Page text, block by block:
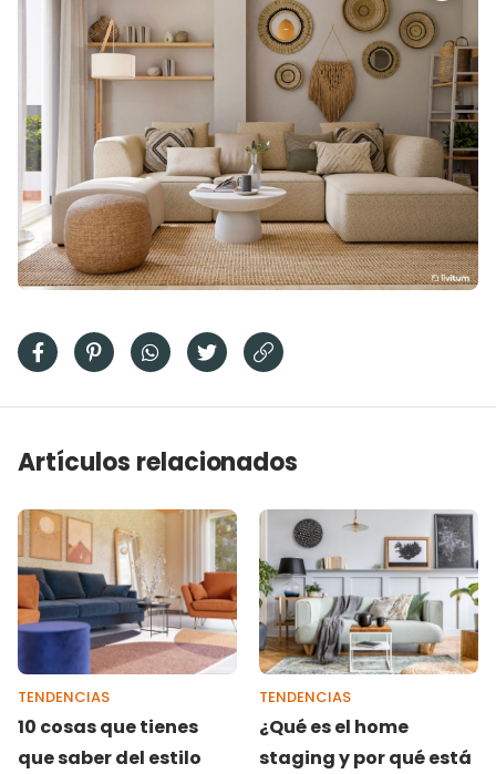
Artículos relacionados
TENDENCIAS
10 cosas que tienes
que saber del estilo
TENDENCIAS
¿Qué es el home
staging y por qué está